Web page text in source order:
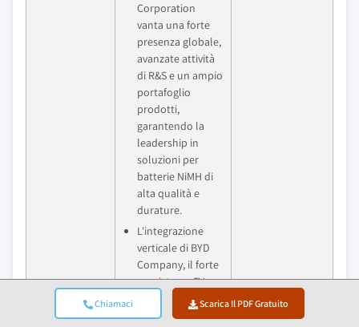
Chiamaci Scarica Il PDF Gratuito
Vantaggio
Corporation
vanta una forte
presenza globale,
avanzate attività
di R&S e un ampio
portafoglio
prodotti,
garantendo la
leadership in
soluzioni per
batterie NiMH di
alta qualità e
durature.
L'integrazione
verticale di BYD
Company, il forte
ecosistema EV e
la produzione su
larga scala
Approfondimenti